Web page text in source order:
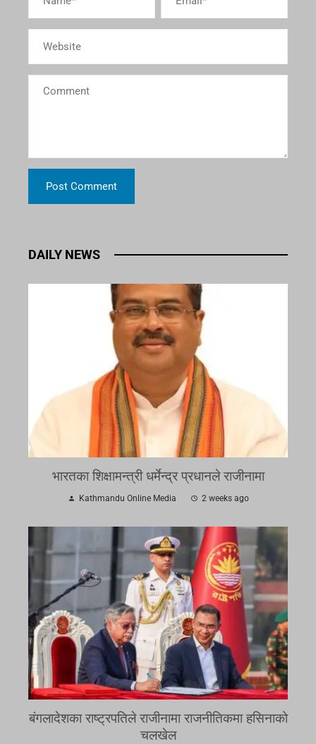
DAILY NEWS
भारतका शिक्षामन्त्री धर्मेन्द्र प्रधानले राजीनामा
Kathmandu Online Media 2 weeks ago
बंगलादेशका राष्ट्रपतिले राजीनामा राजनीतिकमा हसिनाको
चलखेल